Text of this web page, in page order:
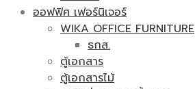
ออฟฟิศ เฟอร์นิเจอร์
WIKA OFFICE FURNITURE
ธกส.
ตู้เอกสาร
ตู้เอกสารไม้